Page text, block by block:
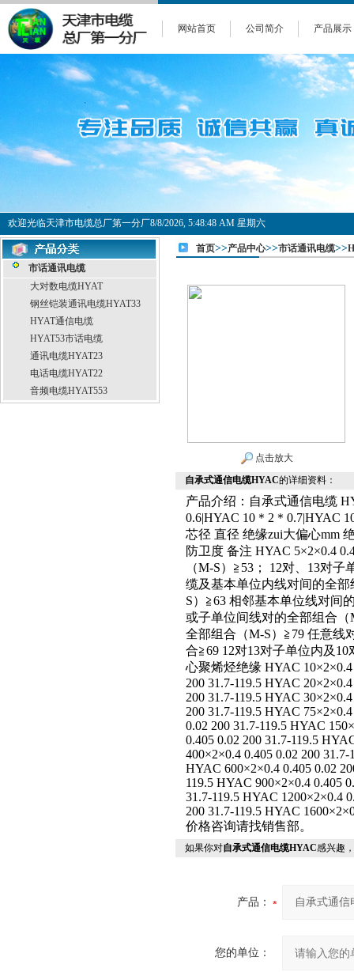
网站首页 公司简介 产品展示
欢迎光临天津市电缆总厂第一分厂8/8/2026, 5:48:48 AM 星期六
市话通讯电缆
大对数电缆HYAT
钢丝铠装通讯电缆HYAT33
HYAT通信电缆
HYAT53市话电缆
通讯电缆HYAT23
电话电缆HYAT22
音频电缆HYAT553
首页>>产品中心>>市话通讯电缆>>
点击放大
自承式通信电缆HYAC的详细资料：
产品介绍：自承式通信电缆
0.6|HYAC 10＊2＊0.7|HYAC
芯径 直径 绝缘zui大偏心mm
防卫度 备注 HYAC 5×2×0.4
（M-S）≧53； 12对、13对
缆及基本单位内线对间的全
S）≧63 相邻基本单位线对间
或子单位间线对的全部组合
全部组合（M-S）≧79 任意线
合≧69 12对13对子单位内及
心聚烯烃绝缘 HYAC 10×2×0.4
200 31.7-119.5 HYAC
200 31.7-119.5 HYAC
200 31.7-119.5 HYAC
0.02 200 31.7-119.5 HYAC
0.405 0.02 200 31.7-119.5
400×2×0.4 0.405 0.02 200
HYAC 600×2×0.4 0.405 0.02
119.5 HYAC 900×2×0.4 0.405
31.7-119.5 HYAC 1200×2×0.4
200 31.7-119.5 HYAC
价格咨询请找销售部。
如果你对自承式通信电缆HYAC感兴趣
产品：
您的单位：